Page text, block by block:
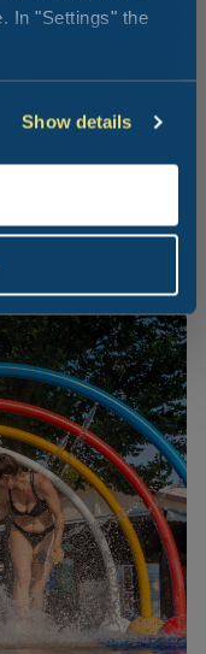
In "Settings" the
Show details
rodzinom z dziećmi,
artyści
rozrywka, pokazy,
i wiele sportów, z